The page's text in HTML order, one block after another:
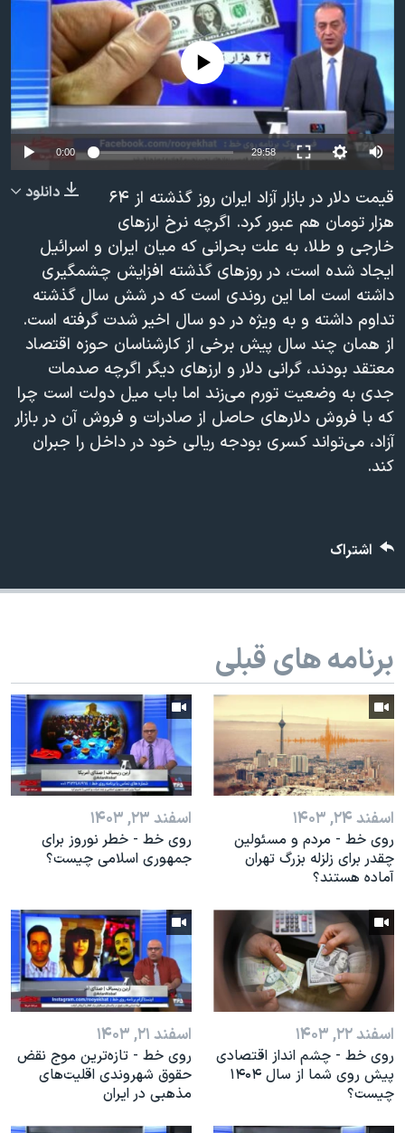
فرهنگ و زندگی
حقوق شهروندی
اقتصادی
علم و فناوری
اسرائیل در جنگ
آرشیو پخش زنده
مستندها
انتخابات ریاست جمهوری آمریکا ۲۰۲۴
حمله جمهوری اسلامی به اسرائیل
رمز مهسا
ورزش زنان در ایران
مجموعه مستندهای دادخواهی
تریبونال مردمی آبان ۹۸
دادگاه حمید نوری
چهل سال گروگان‌گیری
قانون شفافیت دارائی کادر رهبری ایران
اعتراضات مردمی آبان ۹۸
اسرائیل در جنگ
نرگس محمدی برنده جایزه نوبل صلح
همایش محافظه‌کاران آمریکا «سی‌پک»
دنبال کنید
زبانهای مختلف
No media source currently available
0:00 29:58
دانلود
قیمت دلار در بازار آزاد ایران روز گذشته از ۶۴
هزار تومان هم عبور کرد. اگرچه نرخ ارزهای
خارجی و طلا، به علت بحرانی که میان ایران و اسرائیل
ایجاد شده است، در روزهای گذشته افزایش چشمگیری
داشته است اما این روندی است که در شش سال گذشته
تداوم داشته و به ویژه در دو سال اخیر شدت گرفته است.
از همان چند سال پیش برخی از کارشناسان حوزه اقتصاد
معتقد بودند، گرانی دلار و ارزهای دیگر اگرچه صدمات
جدی به وضعیت تورم می‌زند اما باب میل دولت است چرا
که با فروش دلارهای حاصل از صادرات و فروش آن در بازار
آزاد، می‌تواند کسری بودجه ریالی خود در داخل را جبران
کند.
اشتراک
برنامه های قبلی
اسفند ۲۴, ۱۴۰۳
روی خط - مردم و مسئولین
چقدر برای زلزله بزرگ تهران
آماده هستند؟
اسفند ۲۳, ۱۴۰۳
روی خط - خطر نوروز برای
جمهوری اسلامی چیست؟
اسفند ۲۲, ۱۴۰۳
روی خط - چشم انداز اقتصادی
پیش روی شما از سال ۱۴۰۴
چیست؟
اسفند ۲۱, ۱۴۰۳
روی خط - تازه‌ترین موج نقض
حقوق شهروندی اقلیت‌های
مذهبی در ایران